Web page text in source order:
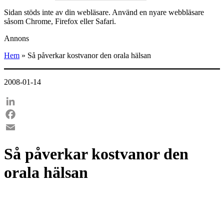
Sidan stöds inte av din webläsare. Använd en nyare webbläsare
såsom Chrome, Firefox eller Safari.
Annons
Hem » Så påverkar kostvanor den orala hälsan
2008-01-14
LinkedIn
Facebook
Så påverkar kostvanor den
orala hälsan